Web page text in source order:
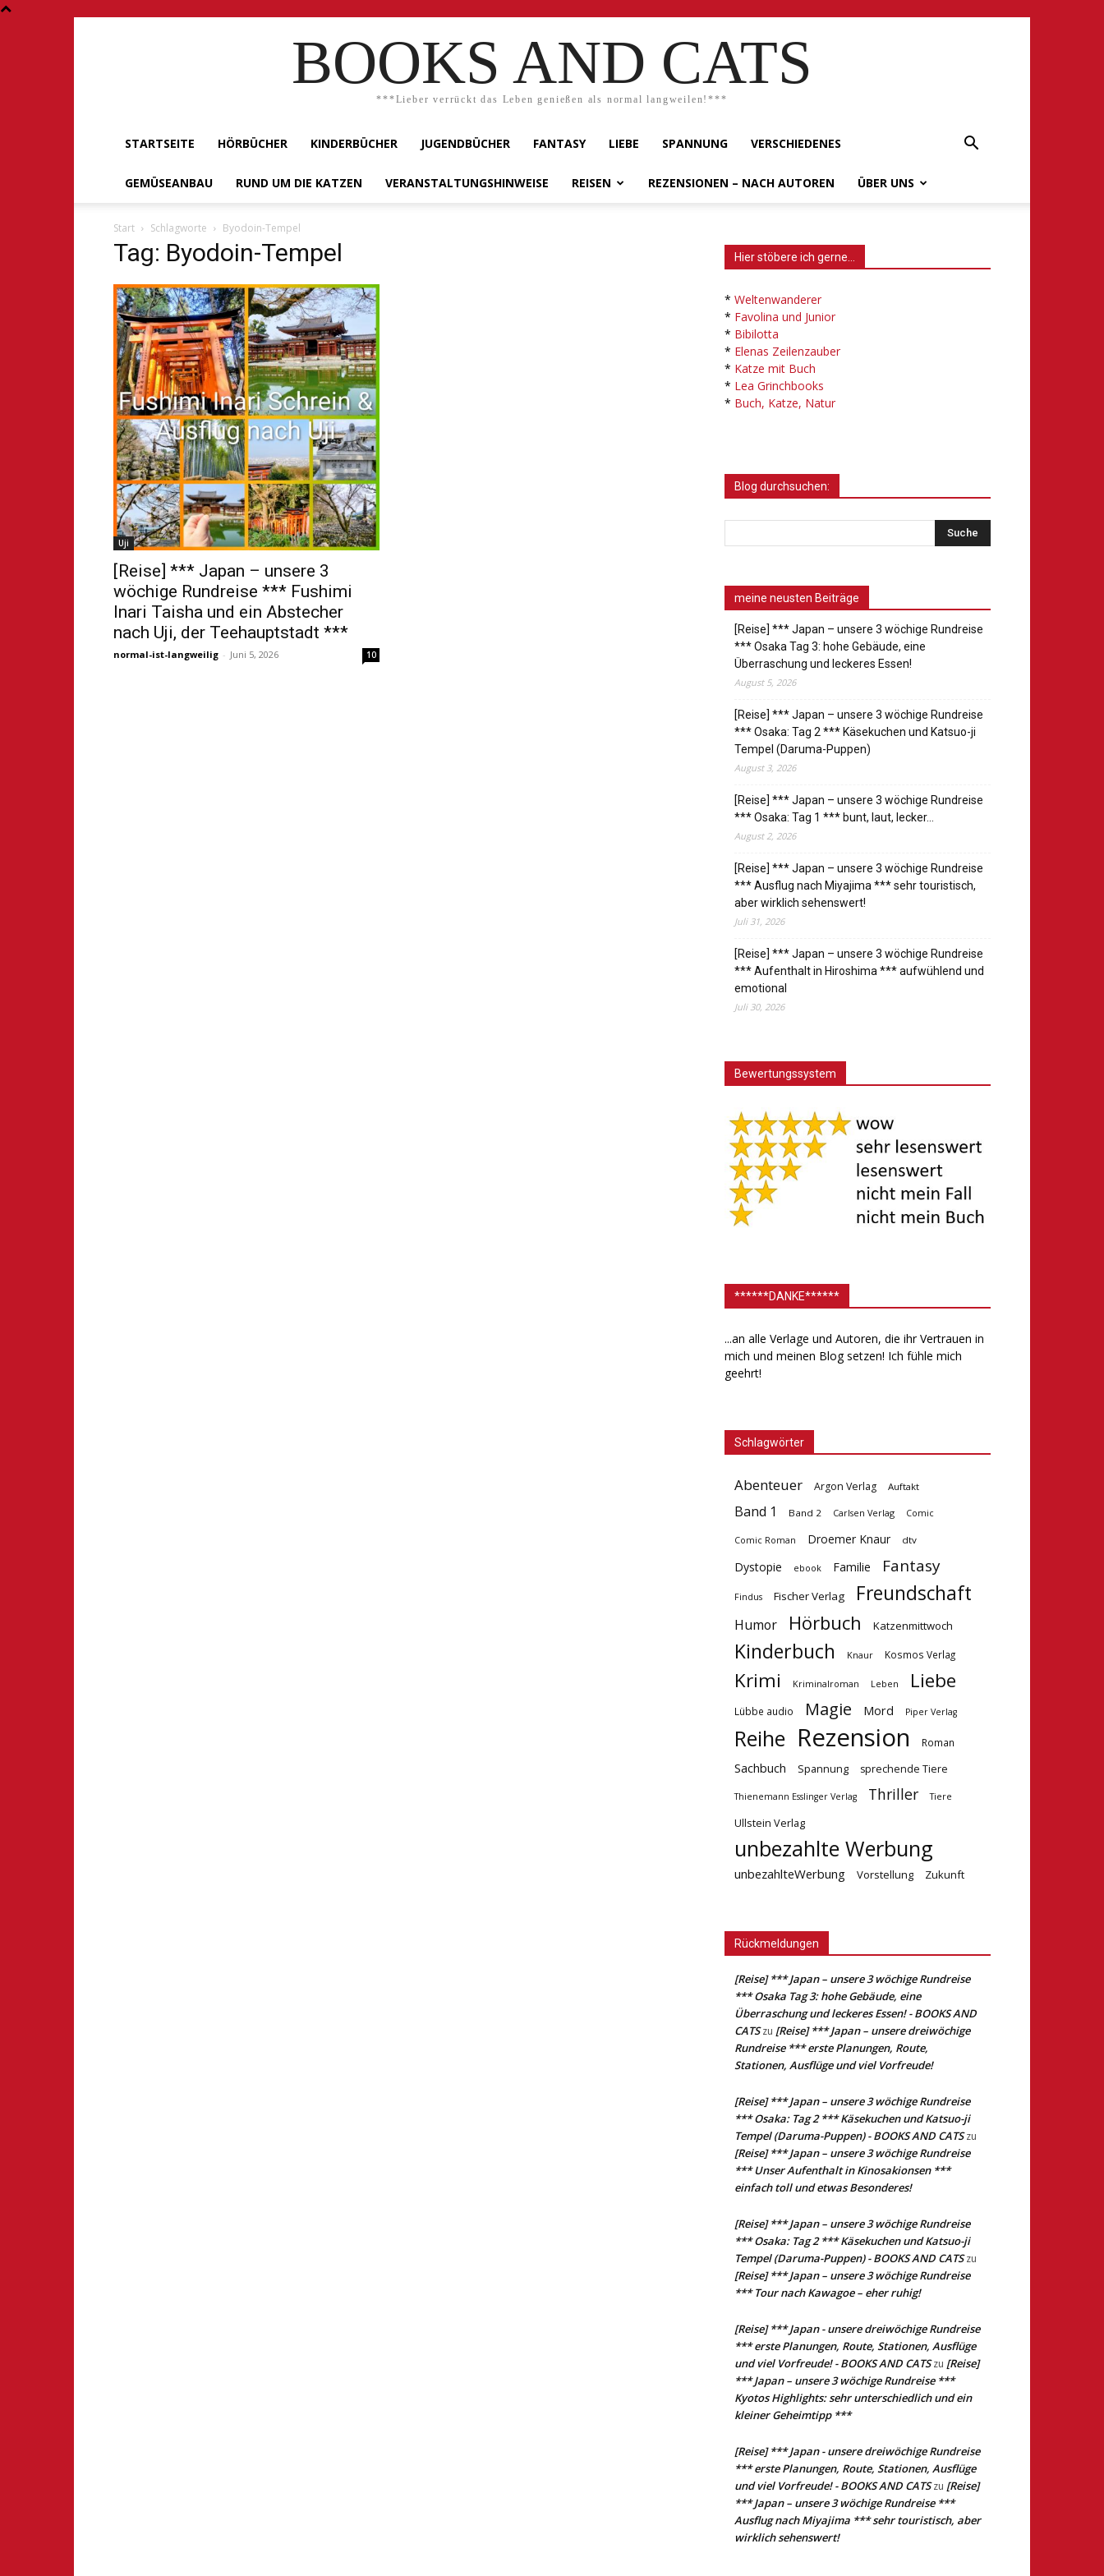
BOOKS AND CATS
***Lieber verrückt das Leben genießen als normal langweilen!***
STARTSEITE HÖRBÜCHER KINDERBÜCHER JUGENDBÜCHER FANTASY LIEBE SPANNUNG VERSCHIEDENES
GEMÜSEANBAU RUND UM DIE KATZEN VERANSTALTUNGSHINWEISE REISEN REZENSIONEN – NACH AUTOREN ÜBER UNS
Start Schlagworte Byodoin-Tempel
Tag: Byodoin-Tempel
Uji
[Reise] *** Japan – unsere 3
wöchige Rundreise *** Fushimi
Inari Taisha und ein Abstecher
nach Uji, der Teehauptstadt ***
normal-ist-langweilig - Juni 5, 2026 10
Hier stöbere ich gerne…
* Weltenwanderer
* Favolina und Junior
* Bibilotta
* Elenas Zeilenzauber
* Katze mit Buch
* Lea Grinchbooks
* Buch, Katze, Natur
Blog durchsuchen:
meine neusten Beiträge
[Reise] *** Japan – unsere 3 wöchige Rundreise
*** Osaka Tag 3: hohe Gebäude, eine
Überraschung und leckeres Essen!
August 5, 2026
[Reise] *** Japan – unsere 3 wöchige Rundreise
*** Osaka: Tag 2 *** Käsekuchen und Katsuo-ji
Tempel (Daruma-Puppen)
August 3, 2026
[Reise] *** Japan – unsere 3 wöchige Rundreise
*** Osaka: Tag 1 *** bunt, laut, lecker…
August 2, 2026
[Reise] *** Japan – unsere 3 wöchige Rundreise
*** Ausflug nach Miyajima *** sehr touristisch,
aber wirklich sehenswert!
Juli 31, 2026
[Reise] *** Japan – unsere 3 wöchige Rundreise
*** Aufenthalt in Hiroshima *** aufwühlend und
emotional
Juli 30, 2026
Bewertungssystem
******DANKE******
...an alle Verlage und Autoren, die ihr Vertrauen in
mich und meinen Blog setzen! Ich fühle mich
geehrt!
Schlagwörter
Abenteuer Argon Verlag Auftakt
Band 1 Band 2 Carlsen Verlag Comic
Comic Roman Droemer Knaur dtv
Dystopie ebook Familie Fantasy
Findus Fischer Verlag Freundschaft
Humor Hörbuch Katzenmittwoch
Kinderbuch Knaur Kosmos Verlag
Krimi Kriminalroman Leben Liebe
Lübbe audio Magie Mord Piper Verlag
Reihe Rezension Roman
Sachbuch Spannung sprechende Tiere
Thienemann Esslinger Verlag Thriller Tiere
Ullstein Verlag
unbezahlte Werbung
unbezahlteWerbung Vorstellung Zukunft
Rückmeldungen
[Reise] *** Japan – unsere 3 wöchige Rundreise
*** Osaka Tag 3: hohe Gebäude, eine
Überraschung und leckeres Essen! - BOOKS AND
CATSzu [Reise] *** Japan – unsere dreiwöchige
Rundreise *** erste Planungen, Route,
Stationen, Ausflüge und viel Vorfreude!
[Reise] *** Japan – unsere 3 wöchige Rundreise
*** Osaka: Tag 2 *** Käsekuchen und Katsuo-ji
Tempel (Daruma-Puppen) - BOOKS AND CATSzu
[Reise] *** Japan – unsere 3 wöchige Rundreise
*** Unser Aufenthalt in Kinosakionsen ***
einfach toll und etwas Besonderes!
[Reise] *** Japan – unsere 3 wöchige Rundreise
*** Osaka: Tag 2 *** Käsekuchen und Katsuo-ji
Tempel (Daruma-Puppen) - BOOKS AND CATSzu
[Reise] *** Japan – unsere 3 wöchige Rundreise
*** Tour nach Kawagoe – eher ruhig!
[Reise] *** Japan - unsere dreiwöchige Rundreise
*** erste Planungen, Route, Stationen, Ausflüge
und viel Vorfreude! - BOOKS AND CATSzu [Reise]
*** Japan – unsere 3 wöchige Rundreise ***
Kyotos Highlights: sehr unterschiedlich und ein
kleiner Geheimtipp ***
[Reise] *** Japan - unsere dreiwöchige Rundreise
*** erste Planungen, Route, Stationen, Ausflüge
und viel Vorfreude! - BOOKS AND CATSzu [Reise]
*** Japan – unsere 3 wöchige Rundreise ***
Ausflug nach Miyajima *** sehr touristisch, aber
wirklich sehenswert!